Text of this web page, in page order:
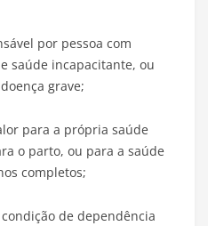
por pessoa com
saúde incapacitante, ou
grave;
para a própria saúde
o parto, ou para a saúde
completos;
de dependência